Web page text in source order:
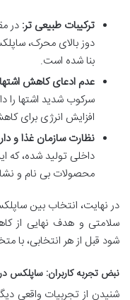
ترکیبات طبیعی تر: در
دوز بالای محرک،
بنا شده است.
عدم ادعای کاهش
سرکوب شدید اشتها را
افزایش انرژی برای
نظارت سازمان غذا و
داخلی تولید شده، که
محصولات بی نام و
در نهایت، انتخاب بین
سلامتی و هدف نهایی از
شود قبل از هر انتخابی،
نبض تجربه کاربران: ساپلکس
شنیدن از تجربیات واقعی